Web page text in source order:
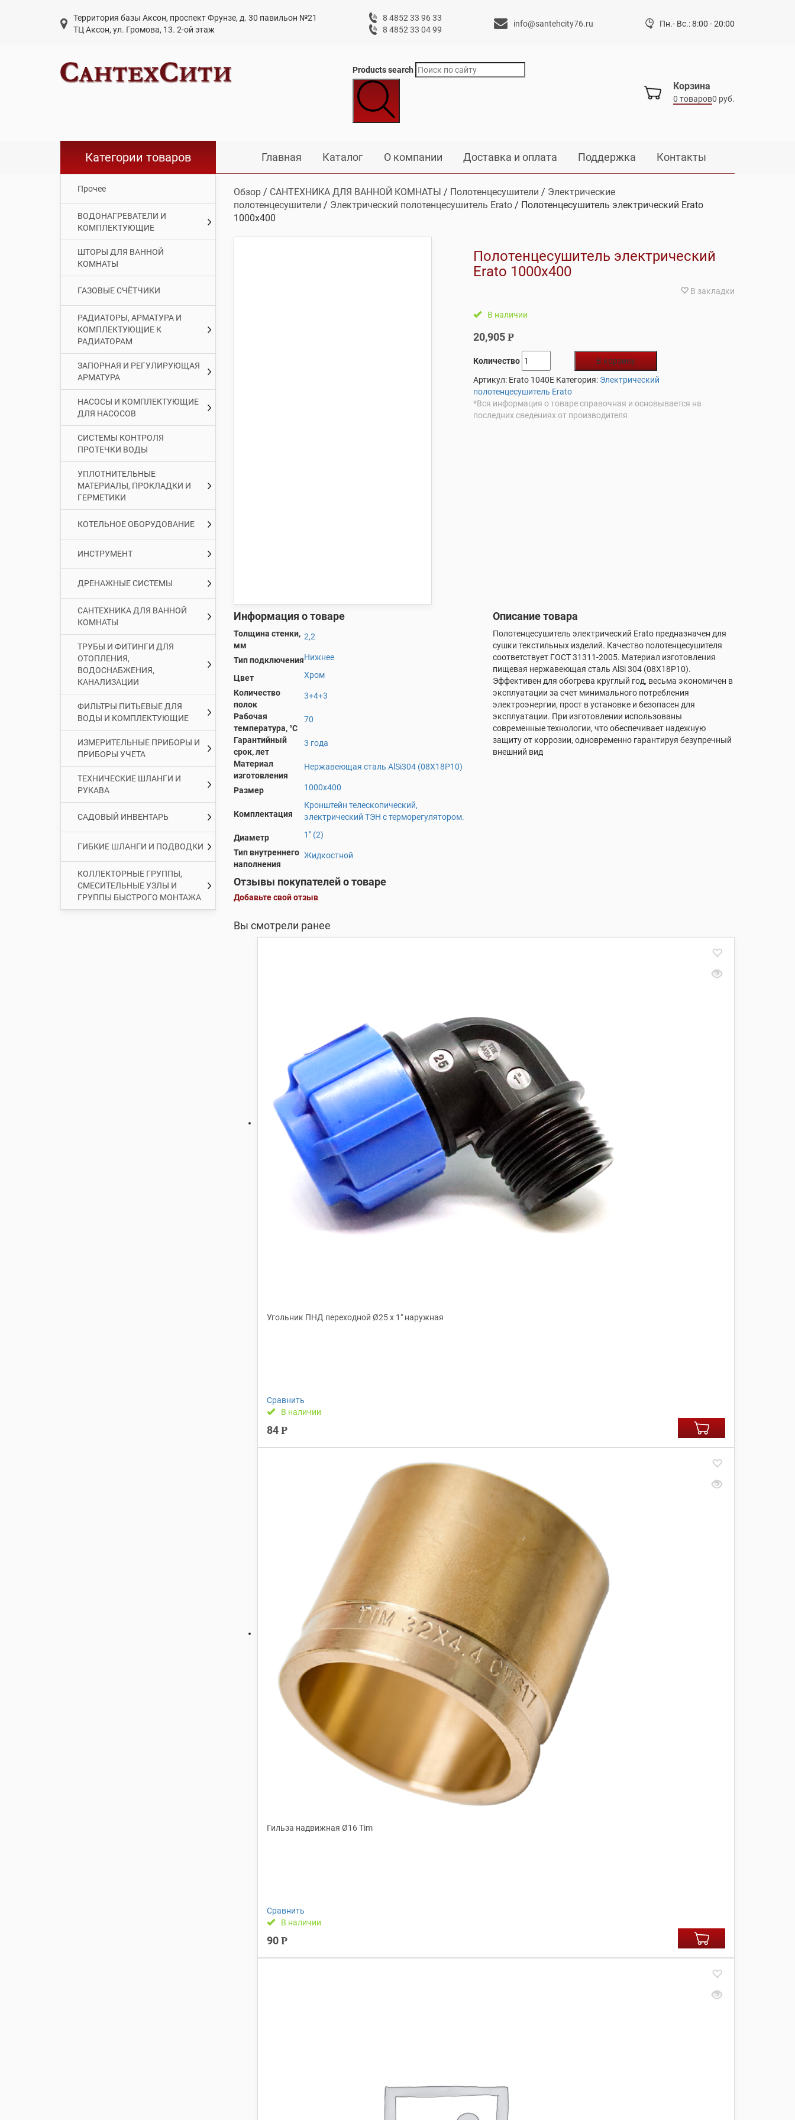
Территория базы Аксон, проспект Фрунзе, д. 30 павильон №21
ТЦ Аксон, ул. Громова, 13. 2-ой этаж
8 4852 33 96 33
8 4852 33 04 99
info@santehcity76.ru Пн.- Вс.: 8:00 - 20:00
Products search
Корзина
0 товаров0 руб.
Главная Каталог О компании Доставка и оплата Поддержка Контакты
Категории товаров
Прочее
ВОДОНАГРЕВАТЕЛИ И
КОМПЛЕКТУЮЩИЕ
ШТОРЫ ДЛЯ ВАННОЙ
КОМНАТЫ
ГАЗОВЫЕ СЧЁТЧИКИ
РАДИАТОРЫ, АРМАТУРА И
КОМПЛЕКТУЮЩИЕ К
РАДИАТОРАМ
ЗАПОРНАЯ И РЕГУЛИРУЮЩАЯ
АРМАТУРА
НАСОСЫ И КОМПЛЕКТУЮЩИЕ
ДЛЯ НАСОСОВ
СИСТЕМЫ КОНТРОЛЯ
ПРОТЕЧКИ ВОДЫ
УПЛОТНИТЕЛЬНЫЕ
МАТЕРИАЛЫ, ПРОКЛАДКИ И
ГЕРМЕТИКИ
КОТЕЛЬНОЕ ОБОРУДОВАНИЕ
ИНСТРУМЕНТ
ДРЕНАЖНЫЕ СИСТЕМЫ
САНТЕХНИКА ДЛЯ ВАННОЙ
КОМНАТЫ
ТРУБЫ И ФИТИНГИ ДЛЯ
ОТОПЛЕНИЯ,
ВОДОСНАБЖЕНИЯ,
КАНАЛИЗАЦИИ
ФИЛЬТРЫ ПИТЬЕВЫЕ ДЛЯ
ВОДЫ И КОМПЛЕКТУЮЩИЕ
ИЗМЕРИТЕЛЬНЫЕ ПРИБОРЫ И
ПРИБОРЫ УЧЕТА
ТЕХНИЧЕСКИЕ ШЛАНГИ И
РУКАВА
САДОВЫЙ ИНВЕНТАРЬ
ГИБКИЕ ШЛАНГИ И ПОДВОДКИ
КОЛЛЕКТОРНЫЕ ГРУППЫ,
СМЕСИТЕЛЬНЫЕ УЗЛЫ И
ГРУППЫ БЫСТРОГО МОНТАЖА
Обзор/ САНТЕХНИКА ДЛЯ ВАННОЙ КОМНАТЫ / Полотенцесушители / Электрические
полотенцесушители / Электрический полотенцесушитель Erato/ Полотенцесушитель электрический Erato
1000х400
Полотенцесушитель электрический
Erato 1000х400
В закладки
В наличии
20,905Р
Количество
В корзину
Артикул: Erato 1040E Категория: Электрический
полотенцесушитель Erato
*Вся информация о товаре справочная и основывается на
последних сведениях от производителя
Информация о товаре
Толщина стенки,
мм
2,2
Тип подключенияНижнее
Цвет
Хром
Количество
полок
3+4+3
Рабочая
температура, °С
70
Гарантийный
срок, лет
3 года
Материал
изготовления
Нержавеющая сталь AlSi304 (08Х18Р10)
Размер 1000х400
Комплектация
Кронштейн телескопический,
электрический ТЭН с терморегулятором.
Диаметр
1" (2)
Тип внутреннего
наполнения
Жидкостной
Описание товара
Полотенцесушитель электрический Erato предназначен для
сушки текстильных изделий. Качество полотенцесушителя
соответствует ГОСТ 31311-2005. Материал изготовления
пищевая нержавеющая сталь AlSi 304 (08X18P10).
Эффективен для обогрева круглый год, весьма экономичен в
эксплуатации за счет минимального потребления
электроэнергии, прост в установке и безопасен для
эксплуатации. При изготовлении использованы
современные технологии, что обеспечивает надежную
защиту от коррозии, одновременно гарантируя безупречный
внешний вид
Отзывы покупателей о товаре
Добавьте свой отзыв
Вы смотрели ранее
Угольник ПНД переходной Ø25 х 1″ наружная
Сравнить
В наличии
84 Р
Гильза надвижная Ø16 Tim
Сравнить
В наличии
90 Р